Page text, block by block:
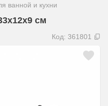
ванной и кухни
см
Код: 361801